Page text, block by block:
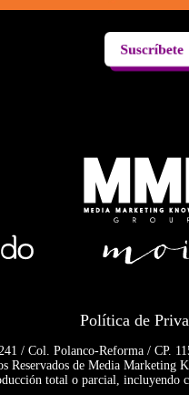
Suscríbete
Política de
/ Col. Polanco-Reforma / CP.
Reservados de Media Marketing
total o parcial, incluyendo